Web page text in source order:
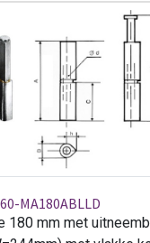
MA180ABLLD
180 mm met